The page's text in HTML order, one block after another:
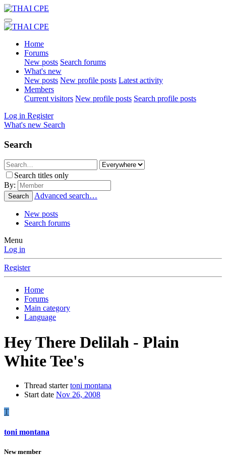
Home
Forums
New posts Search forums
What's new
New posts New profile posts Latest activity
Members
Current visitors New profile posts Search profile posts
Log in Register
What's new Search
Search
Search titles only
By:
Search Advanced search…
New posts
Search forums
Menu
Log in
Register
Home
Forums
Main category
Language
Hey There Delilah - Plain
White Tee's
Thread starter toni montana
Start date Nov 26, 2008
T
toni montana
New member